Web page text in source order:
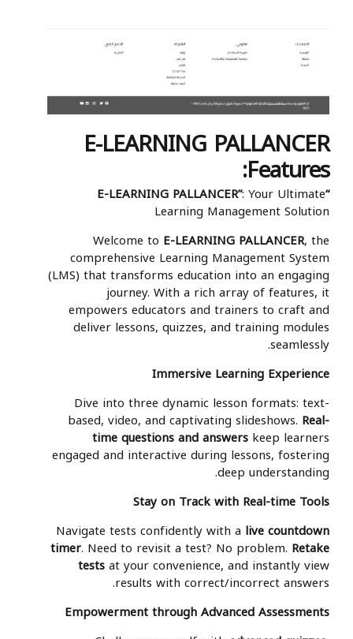
E-LEARNING PALLANCER
Features:
“E-LEARNING PALLANCER”
: Your Ultimate
Learning Management Solution
Welcome to E-LEARNING PALLANCER, the
comprehensive Learning Management System
(LMS) that transforms education into an engaging
journey. With a rich array of features, it
empowers educators and trainers to craft and
deliver lessons, quizzes, and training modules
seamlessly.
Immersive Learning Experience
Dive into three dynamic lesson formats: text-
based, video, and captivating slideshows. Real-
time questions and answers keep learners
engaged and interactive during lessons, fostering
deep understanding.
Stay on Track with Real-time Tools
Navigate tests confidently with a live countdown
timer. Need to revisit a test? No problem. Retake
testsat your convenience, and instantly view
results with correct/incorrect answers.
Empowerment through Advanced Assessments